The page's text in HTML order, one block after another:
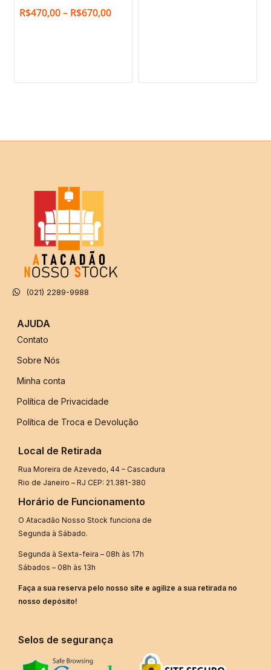
R$470,00 – R$670,00R$470,00
(021) 2289-9988
AJUDA
Contato
Sobre Nós
Minha conta
Política de Privacidade
Política de Troca e Devolução
Local de Retirada
Rua Moreira de Azevedo, 44 – Cascadura
Rio de Janeiro – RJ CEP: 21.381-380
Horário de Funcionamento
O Atacadão Nosso Stock funciona de
Segunda à Sábado.
Segunda à Sexta-feira – 08h às 17h
Sábados – 08h às 13h
Faça a sua reserva pelo nosso site e agilize a sua retirada no
nosso depósito!
Selos de segurança